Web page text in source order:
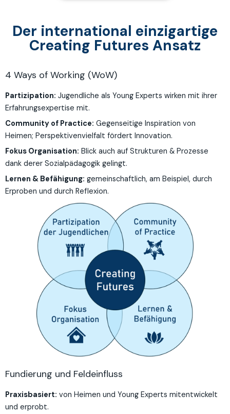
Der international einzigartige
Creating Futures Ansatz
4 Ways of Working (WoW)
Partizipation: Jugendliche als Young Experts wirken mit ihrer
Erfahrungsexpertise mit.
Community of Practice: Gegenseitige Inspiration von
Heimen; Perspektivenvielfalt fördert Innovation.
Fokus Organisation: Blick auch auf Strukturen & Prozesse
dank derer Sozialpädagogik gelingt.
Lernen & Befähigung: gemeinschaftlich, am Beispiel, durch
Erproben und durch Reflexion.
Fundierung und Feldeinfluss
Praxisbasiert: von Heimen und Young Experts mitentwickelt
und erprobt.